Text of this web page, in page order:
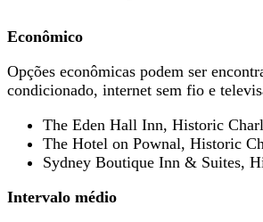
Econômico
Opções econômicas podem ser
condicionado, internet sem fio e
The Eden Hall Inn, Historic
The Hotel on Pownal, Historic
Sydney Boutique Inn & Suites,
Intervalo médio